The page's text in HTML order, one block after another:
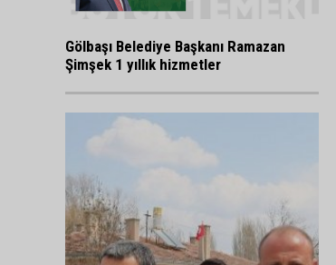
Gölbaşı Belediye Başkanı Ramazan
Şimşek 1 yıllık hizmetler